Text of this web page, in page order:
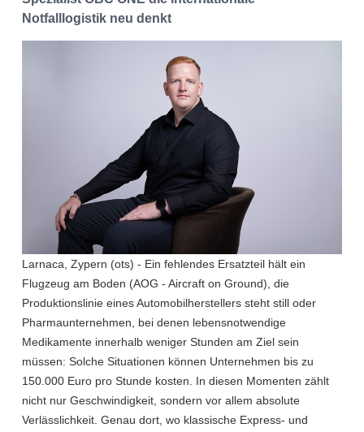
Notfalllogistik neu denkt
Larnaca, Zypern (ots) - Ein fehlendes Ersatzteil hält ein
Flugzeug am Boden (AOG - Aircraft on Ground), die
Produktionslinie eines Automobilherstellers steht still oder
Pharmaunternehmen, bei denen lebensnotwendige
Medikamente innerhalb weniger Stunden am Ziel sein
müssen: Solche Situationen können Unternehmen bis zu
150.000 Euro pro Stunde kosten. In diesen Momenten zählt
nicht nur Geschwindigkeit, sondern vor allem absolute
Verlässlichkeit. Genau dort, wo klassische Express- und